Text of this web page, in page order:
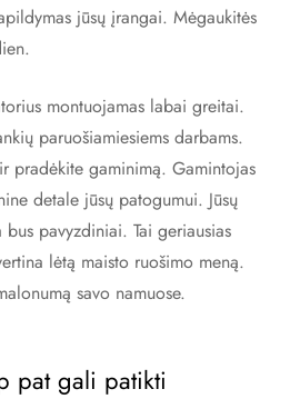
jūsų įrangai. Mėgaukitės
montuojamas labai greitai.
paruošiamiesiems darbams.
pradėkite gaminimą. Gamintojas
detale jūsų patogumui. Jūsų
pavyzdiniai. Tai geriausias
lėtą maisto ruošimo meną.
savo namuose.
pat gali patikti